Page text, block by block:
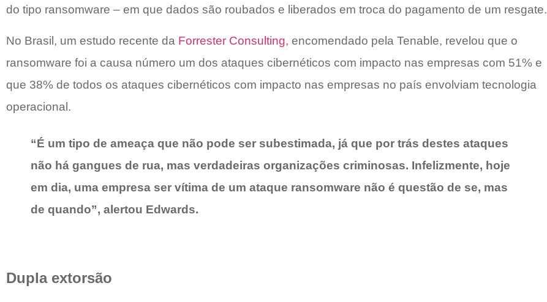
do tipo ransomware – em que dados são roubados e liberados em troca do pagamento de um resgate.
No Brasil, um estudo recente da Forrester Consulting, encomendado pela Tenable, revelou que o
ransomware foi a causa número um dos ataques cibernéticos com impacto nas empresas com 51% e
que 38% de todos os ataques cibernéticos com impacto nas empresas no país envolviam tecnologia
operacional.
“É um tipo de ameaça que não pode ser subestimada, já que por trás destes ataques
não há gangues de rua, mas verdadeiras organizações criminosas. Infelizmente, hoje
em dia, uma empresa ser vítima de um ataque ransomware não é questão de se, mas
de quando”, alertou Edwards.
Dupla extorsão